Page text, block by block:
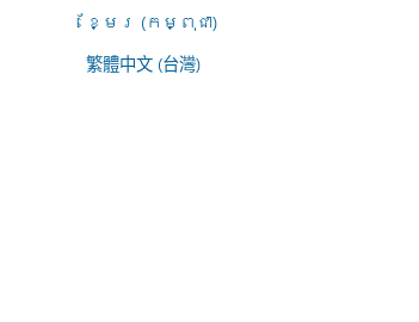
ខ្មែរ (កម្ពុជា)
繁體中文 (台灣)